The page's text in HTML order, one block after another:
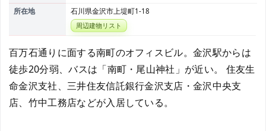
所在地
石川県金沢市上堤町1-18
周辺建物リスト
百万石通りに面する南町のオフィスビル。金沢駅からは
徒歩20分弱、バスは「南町・尾山神社」が近い。 住友生
命金沢支社、三井住友信託銀行金沢支店・金沢中央支
店、竹中工務店などが入居している。